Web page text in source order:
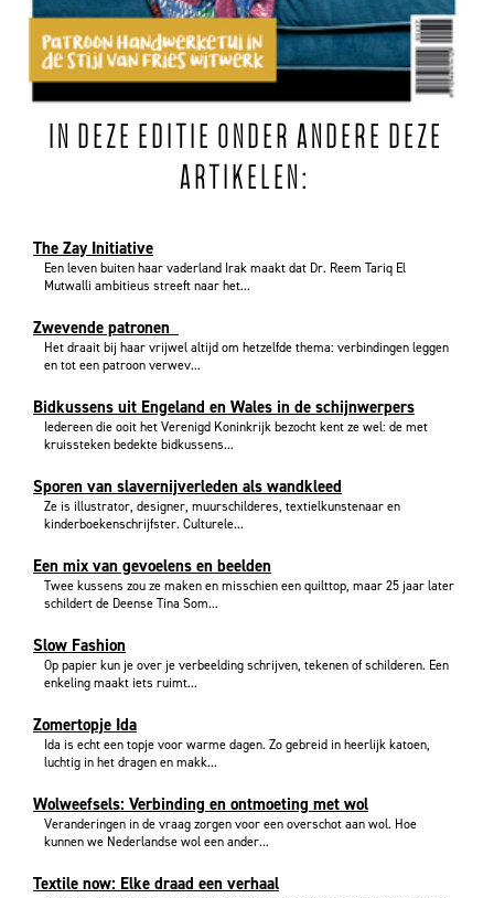
IN DEZE EDITIE ONDER ANDERE DEZE
ARTIKELEN:
The Zay Initiative
Een leven buiten haar vaderland Irak maakt dat Dr. Reem Tariq El
Mutwalli ambitieus streeft naar het...
Zwevende patronen
Het draait bij haar vrijwel altijd om hetzelfde thema: verbindingen leggen
en tot een patroon verwev...
Bidkussens uit Engeland en Wales in de schijnwerpers
Iedereen die ooit het Verenigd Koninkrijk bezocht kent ze wel: de met
kruissteken bedekte bidkussens...
Sporen van slavernijverleden als wandkleed
Ze is illustrator, designer, muurschilderes, textielkunstenaar en
kinderboekenschrijfster. Culturele...
Een mix van gevoelens en beelden
Twee kussens zou ze maken en misschien een quilttop, maar 25 jaar later
schildert de Deense Tina Som...
Slow Fashion
Op papier kun je over je verbeelding schrijven, tekenen of schilderen. Een
enkeling maakt iets ruimt...
Zomertopje Ida
Ida is echt een topje voor warme dagen. Zo gebreid in heerlijk katoen,
luchtig in het dragen en makk...
Wolweefsels: Verbinding en ontmoeting met wol
Veranderingen in de vraag zorgen voor een overschot aan wol. Hoe
kunnen we Nederlandse wol een ander...
Textile now: Elke draad een verhaal